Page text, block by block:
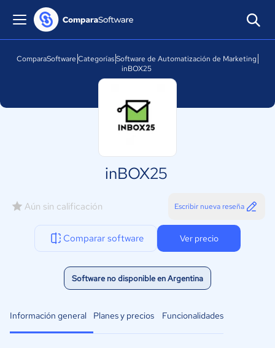
ComparaSoftware CategoríasSoftware de Automatización de Marketing
inBOX25
inBOX25
Aún sin calificación Escribir nueva reseña
Comparar software Ver precio
Software no disponible en Argentina
Información general Planes y precios Funcionalidades